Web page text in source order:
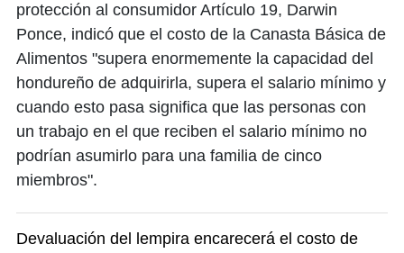
protección al consumidor Artículo 19, Darwin
Ponce, indicó que el costo de la Canasta Básica de
Alimentos "supera enormemente la capacidad del
hondureño de adquirirla, supera el salario mínimo y
cuando esto pasa significa que las personas con
un trabajo en el que reciben el salario mínimo no
podrían asumirlo para una familia de cinco
miembros".
Devaluación del lempira encarecerá el costo de